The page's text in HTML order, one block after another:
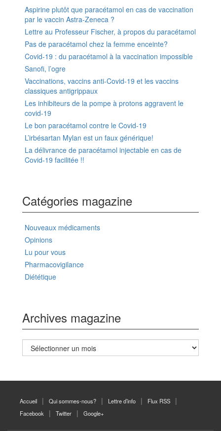
Aspirine plutôt que paracétamol en cas de vaccination
par le vaccin Astra-Zeneca ?
Lettre au Professeur Fischer, à propos du paracétamol
Pas de paracétamol chez la femme enceinte?
Covid-19 : du paracétamol à la vaccination impossible
Sanofi, l’ogre
Vaccinations, vaccins anti-Covid-19 et les vaccins
classiques antigrippaux
Les inhibiteurs de la pompe à protons aggravent le
covid-19
Le bon paracétamol contre le Covid-19
L’irbésartan Mylan est un faux générique!
La délivrance de paracétamol injectable en cas de
Covid-19 facilitée !!
Catégories magazine
Nouveaux médicaments
Opinions
Lu pour vous
Pharmacovigilance
Diététique
Archives magazine
Archives
magazine
Accueil Qui sommes-nous? Lettre d’info
Flux RSS
Facebook
Twitter Google+